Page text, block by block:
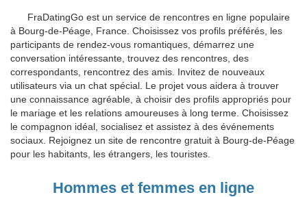
FraDatingGo est un service de rencontres en ligne populaire
à Bourg-de-Péage, France. Choisissez vos profils préférés, les
participants de rendez-vous romantiques, démarrez une
conversation intéressante, trouvez des rencontres, des
correspondants, rencontrez des amis. Invitez de nouveaux
utilisateurs via un chat spécial. Le projet vous aidera à trouver
une connaissance agréable, à choisir des profils appropriés pour
le mariage et les relations amoureuses à long terme. Choisissez
le compagnon idéal, socialisez et assistez à des événements
sociaux. Rejoignez un site de rencontre gratuit à Bourg-de-Péage
pour les habitants, les étrangers, les touristes.
Hommes et femmes en ligne